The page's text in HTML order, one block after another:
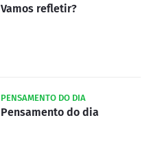
Vamos refletir?
PENSAMENTO DO DIA
Pensamento do dia